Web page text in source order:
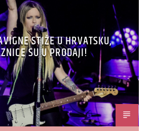
STIŽE U HRVATSKU,
SU U PRODAJI!